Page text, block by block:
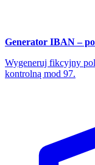
Generator IBAN –
Wygeneruj fikcyjny
kontrolną mod 97.